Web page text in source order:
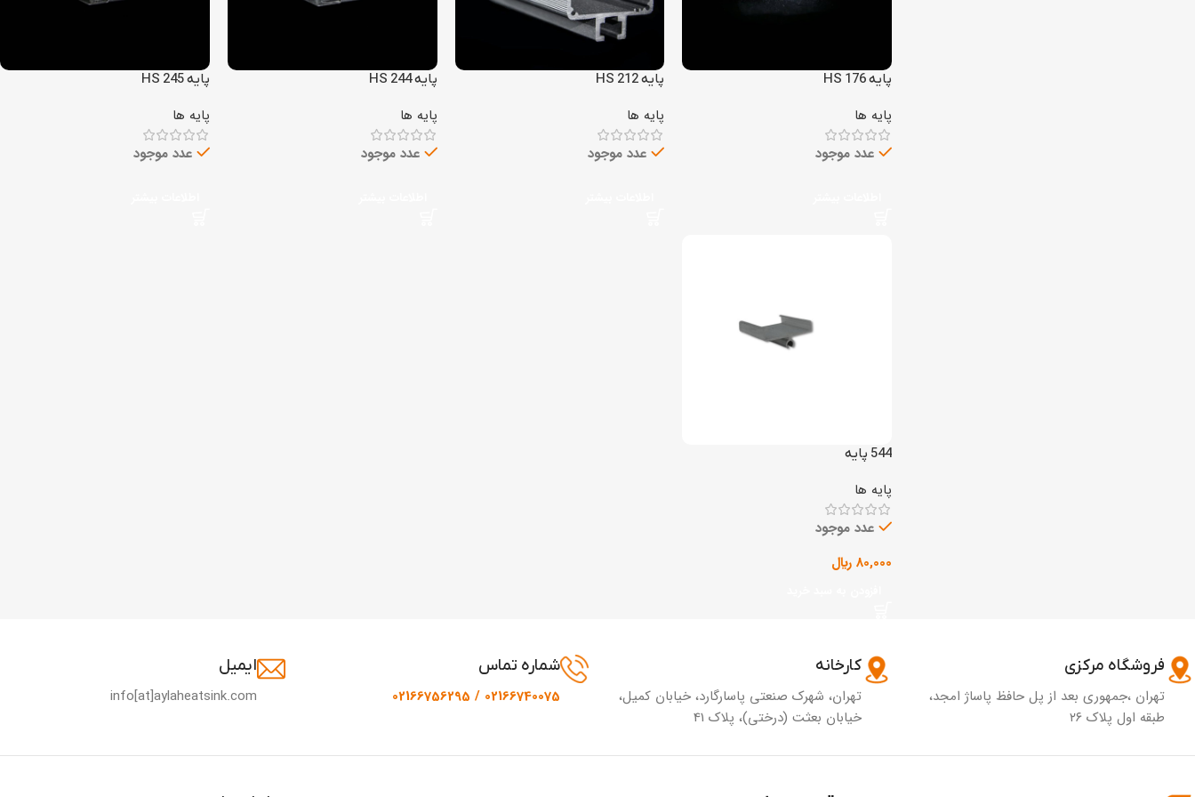
پایه HS 176
پایه ها
عدد موجود
پایه HS 212
پایه ها
عدد موجود
پایه HS 244
پایه ها
عدد موجود
پایه HS 245
پایه ها
عدد موجود
544 پایه
پایه ها
عدد موجود
80,000 ﷼
فروشگاه مرکزی
تهران ،جمهوری بعد از پل حافظ پاساژ امجد،
طبقه اول پلاک ۲۶
کارخانه
تهران، شهرک صنعتی پاسارگارد، خیابان کمیل،
خیابان بعثت (درختی)، پلاک 41
شماره تماس
02166740075 / 02166756295
ایمیل
info[at]aylaheatsink.com